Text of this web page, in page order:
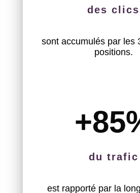
des clics
sont accumulés par les
positions.
+85
du trafic
est rapporté par la